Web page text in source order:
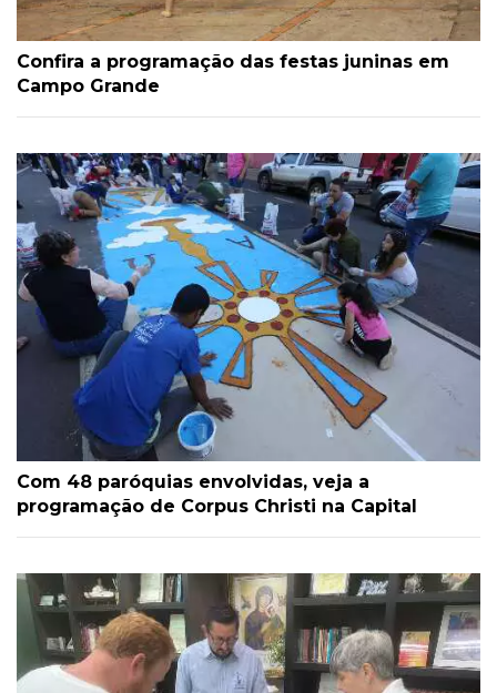
Confira a programação das festas juninas em
Campo Grande
Com 48 paróquias envolvidas, veja a
programação de Corpus Christi na Capital